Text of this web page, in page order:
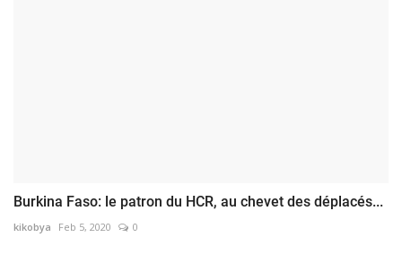
Burkina Faso: le patron du HCR, au chevet des déplacés...
kikobya Feb 5, 2020 0